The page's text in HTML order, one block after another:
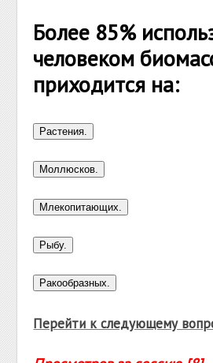
Более 85%
человеком
приходится на:
Перейти к следующему